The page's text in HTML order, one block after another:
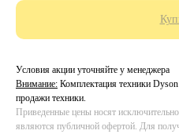
Условия акции уточняйте у менеджера
Внимание: Комплектация техники Dyson
продажи техники.
Приведенные цены носят
являются публичной офертой. Для
О
iPhone
Каталог